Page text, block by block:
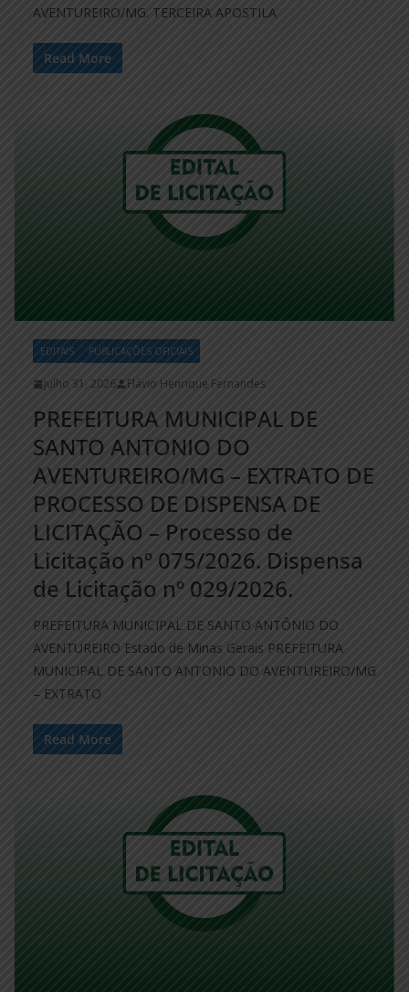
AVENTUREIRO/MG. TERCEIRA APOSTILA
Read More
EDITAIS PUBLICAÇÕES OFICIAIS
julho 31, 2026 Flávio Henrique Fernandes
PREFEITURA MUNICIPAL DE
SANTO ANTONIO DO
AVENTUREIRO/MG – EXTRATO DE
PROCESSO DE DISPENSA DE
LICITAÇÃO – Processo de
Licitação nº 075/2026. Dispensa
de Licitação nº 029/2026.
PREFEITURA MUNICIPAL DE SANTO ANTÔNIO DO
AVENTUREIRO Estado de Minas Gerais PREFEITURA
MUNICIPAL DE SANTO ANTONIO DO AVENTUREIRO/MG
– EXTRATO
Read More